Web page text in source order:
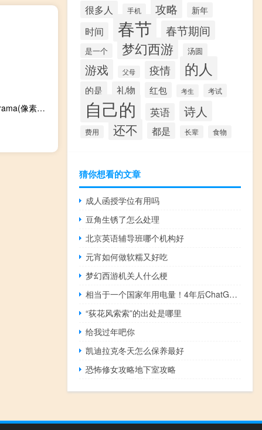
Pixelorama(像素画绘制工具) V0.8.2.0 绿色免费版（Pixelorama(像素画绘制工具) V0.8.2.0 绿色免费版功能简介）
很多人 手机 攻略 新年
时间 春节 春节期间
是一个 梦幻西游 汤圆
游戏 父母 疫情 的人
的是 礼物 红包 考生 考试
自己的 英语 诗人
费用 还不 都是 长辈 食物
猜你想看的文章
成人函授学位有用吗
豆角生锈了怎么处理
北京英语辅导班哪个机构好
元宵如何做软糯又好吃
梦幻西游机关人什么梗
相当于一个国家年用电量！4年后ChatGPT等AI耗电量将激增
“荻花风索索”的出处是哪里
给我过年吧你
凯迪拉克冬天怎么保养最好
恐怖修女攻略地下室攻略